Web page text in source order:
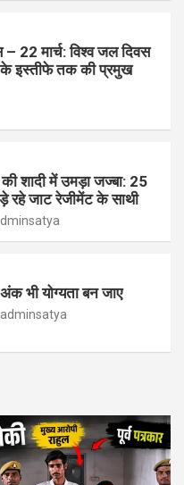
22 मार्च: विश्व जल दिवस
के इस्तीफे तक की प्रमुख
शादी में उमड़ा जज्बा: 25
रहे जाट रेजीमेंट के साथी
भी योग्यता बन जाए
adminsatya